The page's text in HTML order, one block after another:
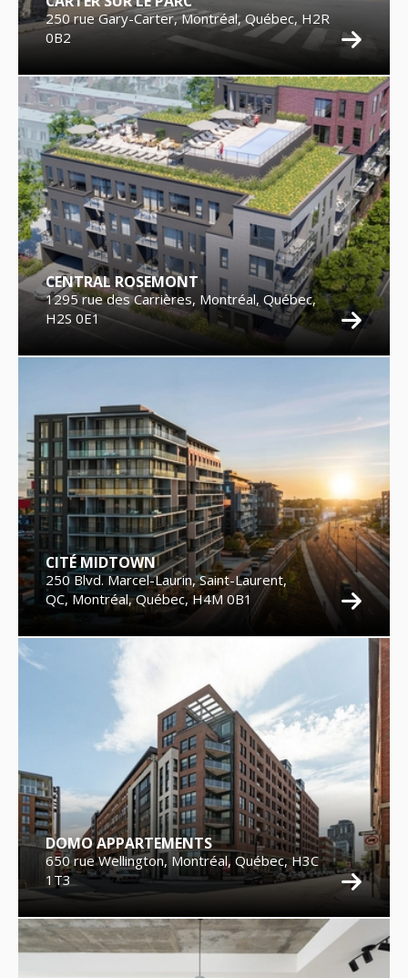
250 rue Gary-Carter, Montréal, Québec, H2R
0B2
CENTRAL ROSEMONT
1295 rue des Carrières, Montréal, Québec,
H2S 0E1
CITÉ MIDTOWN
250 Blvd. Marcel-Laurin, Saint-Laurent,
QC, Montréal, Québec, H4M 0B1
DOMO APPARTEMENTS
650 rue Wellington, Montréal, Québec, H3C
1T3